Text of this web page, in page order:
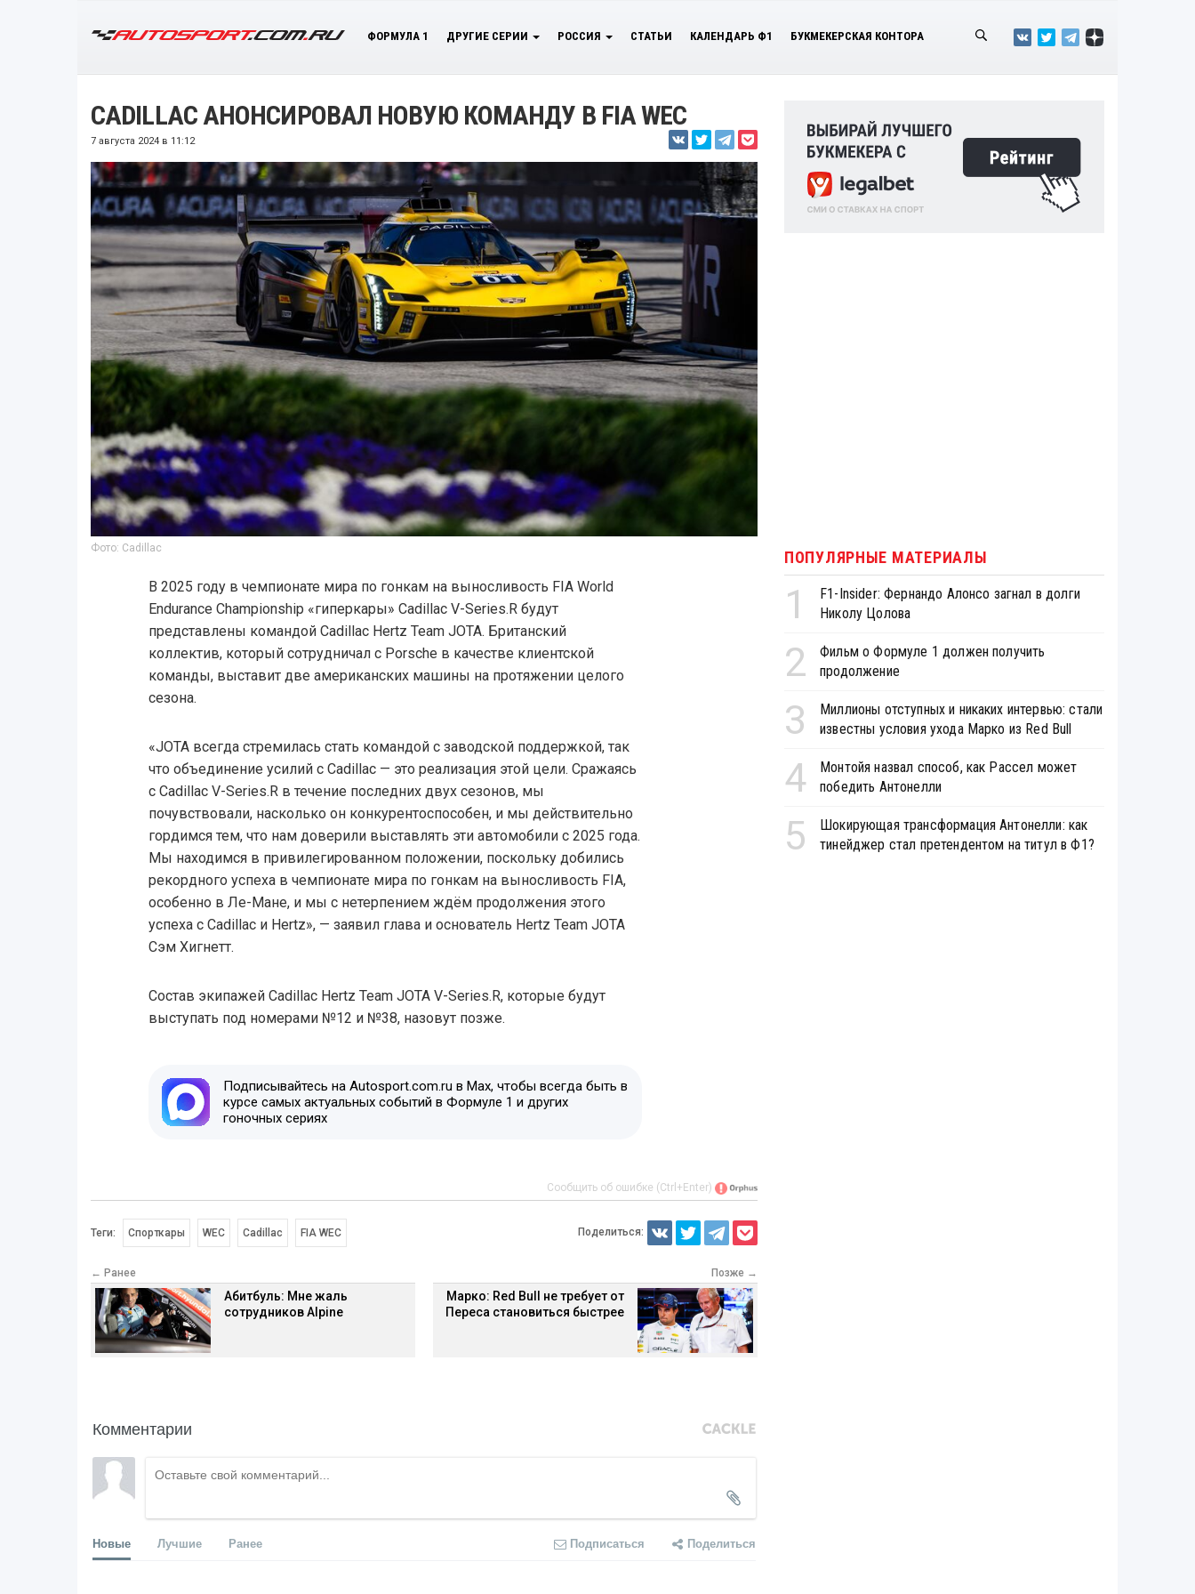
ФОРМУЛА 1 ДРУГИЕ СЕРИИ РОССИЯ СТАТЬИ КАЛЕНДАРЬ Ф1 БУКМЕКЕРСКАЯ КОНТОРА
CADILLAC АНОНСИРОВАЛ НОВУЮ КОМАНДУ В FIA WEC
7 августа 2024 в 11:12
Фото: Cadillac
В 2025 году в чемпионате мира по гонкам на выносливость FIA World
Endurance Championship «гиперкары» Cadillac V-Series.R будут
представлены командой Cadillac Hertz Team JOTA. Британский
коллектив, который сотрудничал с Porsche в качестве клиентской
команды, выставит две американских машины на протяжении целого
сезона.
«JOTA всегда стремилась стать командой с заводской поддержкой, так
что объединение усилий с Cadillac — это реализация этой цели. Сражаясь
с Cadillac V-Series.R в течение последних двух сезонов, мы
почувствовали, насколько он конкурентоспособен, и мы действительно
гордимся тем, что нам доверили выставлять эти автомобили с 2025 года.
Мы находимся в привилегированном положении, поскольку добились
рекордного успеха в чемпионате мира по гонкам на выносливость FIA,
особенно в Ле-Мане, и мы с нетерпением ждём продолжения этого
успеха с Cadillac и Hertz», — заявил глава и основатель Hertz Team JOTA
Сэм Хигнетт.
Состав экипажей Cadillac Hertz Team JOTA V-Series.R, которые будут
выступать под номерами №12 и №38, назовут позже.
Подписывайтесь на Autosport.com.ru в Max, чтобы всегда быть в
курсе самых актуальных событий в Формуле 1 и других
гоночных сериях
Сообщить об ошибке (Ctrl+Enter)
Теги: Спорткары WEC Cadillac FIA WEC Поделиться:
← Ранее
Абитбуль: Мне жаль
сотрудников Alpine
Позже →
Марко: Red Bull не требует от
Переса становиться быстрее
Комментарии
Новые Лучшие Ранее Подписаться Поделиться
ПОПУЛЯРНЫЕ МАТЕРИАЛЫ
1
F1-Insider: Фернандо Алонсо загнал в долги
Николу Цолова
2
Фильм о Формуле 1 должен получить
продолжение
3
Миллионы отступных и никаких интервью: стали
известны условия ухода Марко из Red Bull
4
Монтойя назвал способ, как Рассел может
победить Антонелли
5
Шокирующая трансформация Антонелли: как
тинейджер стал претендентом на титул в Ф1?